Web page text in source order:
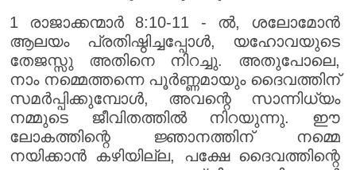
1 രാജാക്കന്മാർ 8:10-11 - ൽ, ശലോമോൻ
ആലയം പ്രതിഷ്ഠിച്ചപ്പോൾ, യഹോവയുടെ
തേജസ്സു അതിനെ നിറച്ചു. അതുപോലെ,
നാം നമ്മെത്തന്നെ പൂർണ്ണമായും ദൈവത്തിന്
സമർപ്പിക്കുമ്പോൾ, അവന്റെ സാന്നിധ്യം
നമ്മുടെ ജീവിതത്തിൽ നിറയുന്നു. ഈ
ലോകത്തിന്റെ ജ്ഞാനത്തിന് നമ്മെ
നയിക്കാൻ കഴിയില്ല, പക്ഷേ ദൈവത്തിന്റെ